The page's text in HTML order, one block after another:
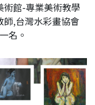
術館-專業美術教學
師,台灣水彩畫協會
名。